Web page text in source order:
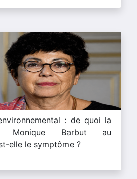
: de quoi la
Monique Barbut au
elle le symptôme ?